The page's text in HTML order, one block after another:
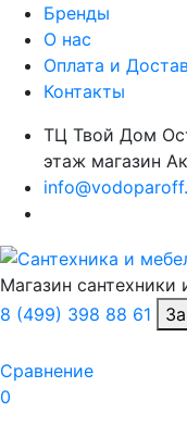
Бренды
О нас
Оплата и
Контакты
ТЦ Твой Дом
этаж магазин
Магазин сантехники
8 (499) 398 88 61
Сравнение
0